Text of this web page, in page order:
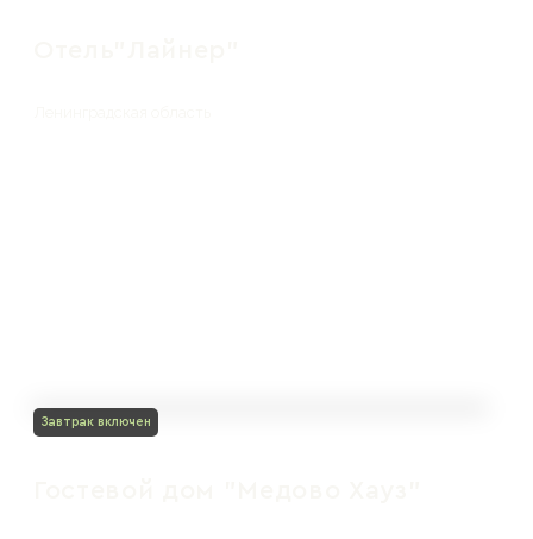
Завтрак включен